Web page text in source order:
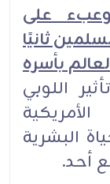
على
ثانيًا
بأسره
اللوبي
البشرية
أحد.